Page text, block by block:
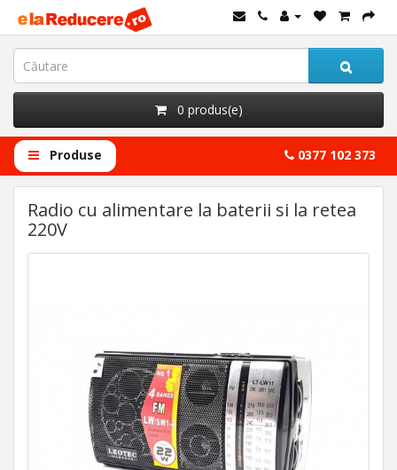
0 produs(e)
Produse 0377 102 373
Radio cu alimentare la baterii si la retea
220V